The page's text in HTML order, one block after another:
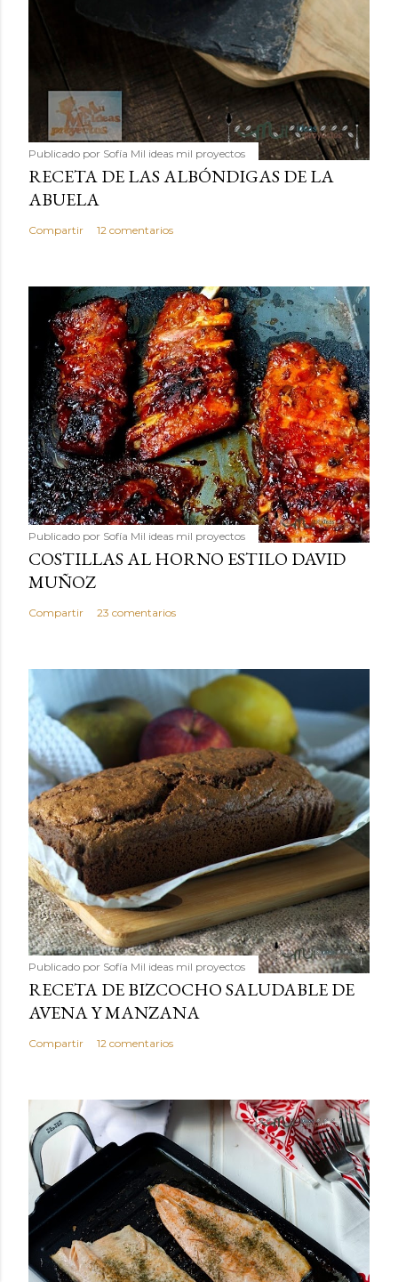
Publicado por Sofía Mil ideas mil proyectos
RECETA DE LAS ALBÓNDIGAS DE LA
ABUELA
Compartir 12 comentarios
Publicado por Sofía Mil ideas mil proyectos
COSTILLAS AL HORNO ESTILO DAVID
MUÑOZ
Compartir 23 comentarios
Publicado por Sofía Mil ideas mil proyectos
RECETA DE BIZCOCHO SALUDABLE DE
AVENA Y MANZANA
Compartir 12 comentarios